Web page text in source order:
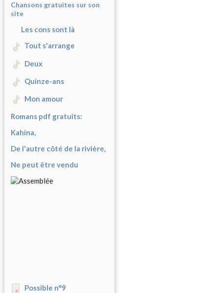
Chansons gratuites sur son
site
Les cons sont là
Tout s'arrange
Deux
Quinze-ans
Mon amour
Romans pdf gratuits:
Kahina,
De l'autre côté de la rivière,
Ne peut être vendu
Possible n°9